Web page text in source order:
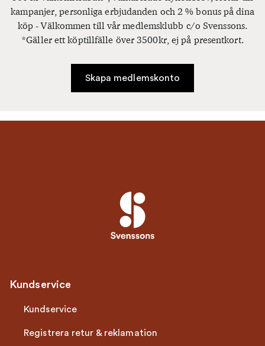
kampanjer, personliga erbjudanden och 2 % bonus på dina
köp - Välkommen till vår medlemsklubb c/o Svenssons.
*Gäller ett köptillfälle över 3500kr, ej på presentkort.
Skapa medlemskonto
Kundservice
Kundservice
Registrera retur & reklamation